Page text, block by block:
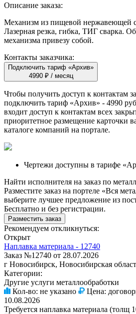
Описание заказа:
Механизм из пищевой нержавеющей
Лазерная резка, гибка, ТИГ сварка.
механизма привезу собой.
Контакты заказчика:
Подключить тариф «Архив»
4990 ₽ / месяц
Чтобы получить доступ к контактам
подключить тариф «Архив» - 4990
входит доступ к контактам всех
приоритетное размещение карточки
каталоге компаний на портале.
Чертежи доступны в тарифе
Найти исполнителя на заказ по
Разместите заказ на портеле «Вся
выберите лучшее предложение из
Бесплатно и без регистрации.
Разместить заказ
Рекомендуем откликнуться:
Открыт
Наплавка материала - 12740
Заказ №12740 от 28.07.2026
г Новосибирск, Новосибирская
Категории:
Другие услуги металлообработки
Кол-во: не указано Цена:
10.08.2026
Требуется наплавка материала (толщ